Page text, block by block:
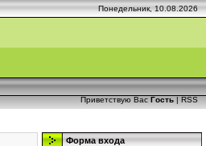
Понедельник, 10.08.2026
Приветствую Вас Гость | RSS
Форма входа